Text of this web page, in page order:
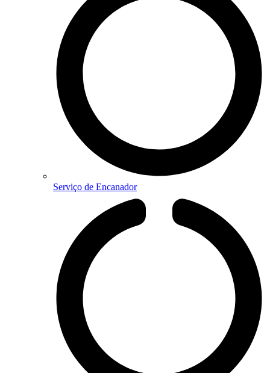
Serviço de Encanador